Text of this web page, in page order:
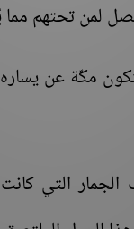
لمن تحتهم
مكّة عن
التي